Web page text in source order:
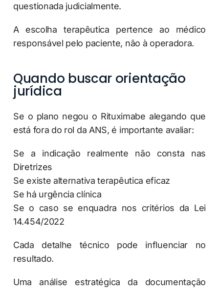
questionada judicialmente.
A escolha terapêutica pertence ao médico
responsável pelo paciente, não à operadora.
Quando buscar orientação
jurídica
Se o plano negou o Rituximabe alegando que
está fora do rol da ANS, é importante avaliar:
Se a indicação realmente não consta nas
Diretrizes
Se existe alternativa terapêutica eficaz
Se há urgência clínica
Se o caso se enquadra nos critérios da Lei
14.454/2022
Cada detalhe técnico pode influenciar no
resultado.
Uma análise estratégica da documentação